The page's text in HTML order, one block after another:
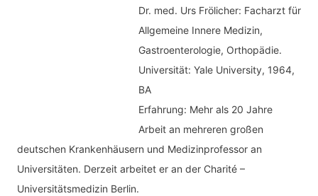
Dr. med. Urs Frölicher: Facharzt für
Allgemeine Innere Medizin,
Gastroenterologie, Orthopädie.
Universität: Yale University, 1964,
BA
Erfahrung: Mehr als 20 Jahre
Arbeit an mehreren großen
deutschen Krankenhäusern und Medizinprofessor an
Universitäten. Derzeit arbeitet er an der Charité –
Universitätsmedizin Berlin.